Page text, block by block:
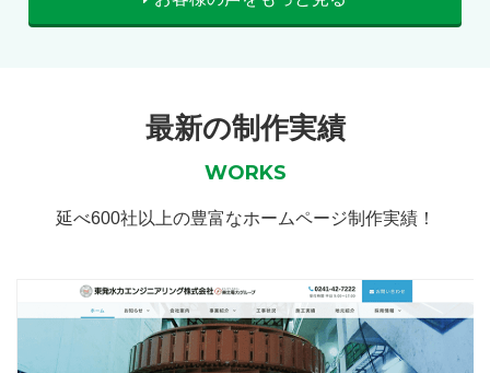
最新の制作実績
WORKS
延べ600社以上の豊富なホームページ制作実績！